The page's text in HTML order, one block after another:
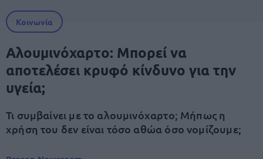
Κοινωνία
Αλουμινόχαρτο: Μπορεί να
αποτελέσει κρυφό κίνδυνο για την
υγεία;
Τι συμβαίνει με το αλουμινόχαρτο; Μήπως η
χρήση του δεν είναι τόσο αθώα όσο νομίζουμε;